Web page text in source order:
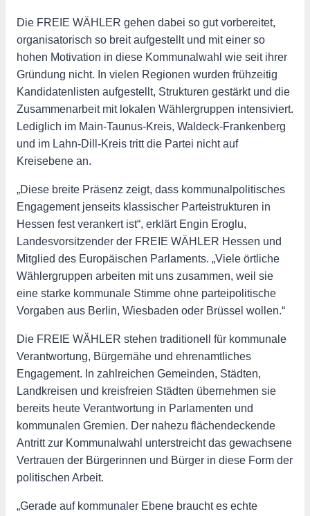
Die FREIE WÄHLER gehen dabei so gut vorbereitet,
organisatorisch so breit aufgestellt und mit einer so
hohen Motivation in diese Kommunalwahl wie seit ihrer
Gründung nicht. In vielen Regionen wurden frühzeitig
Kandidatenlisten aufgestellt, Strukturen gestärkt und die
Zusammenarbeit mit lokalen Wählergruppen intensiviert.
Lediglich im Main-Taunus-Kreis, Waldeck-Frankenberg
und im Lahn-Dill-Kreis tritt die Partei nicht auf
Kreisebene an.
„Diese breite Präsenz zeigt, dass kommunalpolitisches
Engagement jenseits klassischer Parteistrukturen in
Hessen fest verankert ist“, erklärt Engin Eroglu,
Landesvorsitzender der FREIE WÄHLER Hessen und
Mitglied des Europäischen Parlaments. „Viele örtliche
Wählergruppen arbeiten mit uns zusammen, weil sie
eine starke kommunale Stimme ohne parteipolitische
Vorgaben aus Berlin, Wiesbaden oder Brüssel wollen.“
Die FREIE WÄHLER stehen traditionell für kommunale
Verantwortung, Bürgernähe und ehrenamtliches
Engagement. In zahlreichen Gemeinden, Städten,
Landkreisen und kreisfreien Städten übernehmen sie
bereits heute Verantwortung in Parlamenten und
kommunalen Gremien. Der nahezu flächendeckende
Antritt zur Kommunalwahl unterstreicht das gewachsene
Vertrauen der Bürgerinnen und Bürger in diese Form der
politischen Arbeit.
„Gerade auf kommunaler Ebene braucht es echte